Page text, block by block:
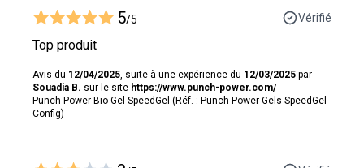
5/5 Vérifié
Top produit
Avis du 12/04/2025 , suite à une expérience du 12/03/2025 par
Souadia B. sur le site https://www.punch-power.com/
Punch Power Bio Gel SpeedGel (Réf. : Punch-Power-Gels-SpeedGel-
Config)